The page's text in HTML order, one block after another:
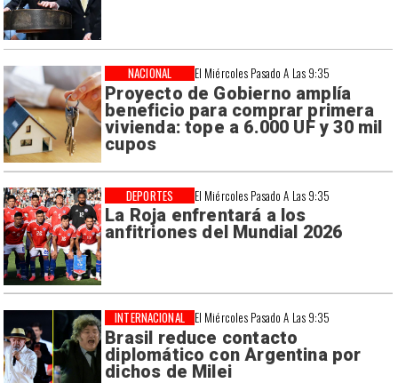
El Miércoles Pasado A Las 9:35
Proyecto de Gobierno amplía
beneficio para comprar primera
vivienda: tope a 6.000 UF y 30 mil
cupos
NACIONAL
El Miércoles Pasado A Las 9:35
La Roja enfrentará a los
anfitriones del Mundial 2026
DEPORTES
El Miércoles Pasado A Las 9:35
Brasil reduce contacto
diplomático con Argentina por
dichos de Milei
INTERNACIONAL